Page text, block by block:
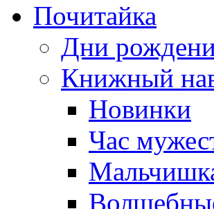
Почитайка
Дни
Книжный
Новинки
Час